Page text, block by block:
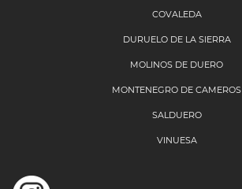
COVALEDA
DURUELO DE LA SIERRA
MOLINOS DE DUERO
MONTENEGRO DE CAMEROS
SALDUERO
VINUESA